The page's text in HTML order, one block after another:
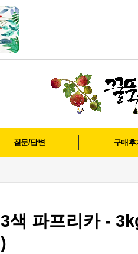
질문/답변 구매후
3색 파프리카 -
)